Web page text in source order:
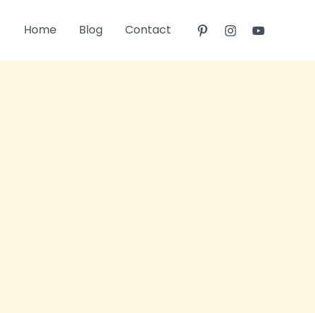
Home Blog Contact